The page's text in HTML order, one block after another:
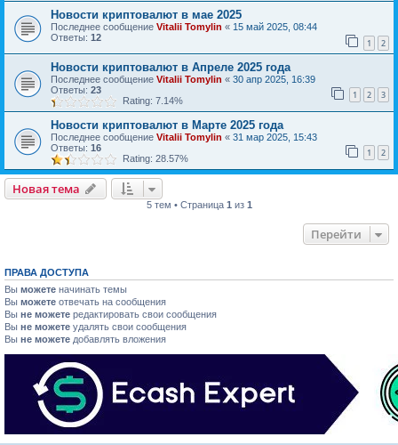
Новости криптовалют в мае 2025
Последнее сообщение Vitalii Tomylin « 15 май 2025, 08:44
Ответы: 12 1 2
Новости криптовалют в Апреле 2025 года
Последнее сообщение Vitalii Tomylin « 30 апр 2025, 16:39
Ответы: 23 1 2 3
Rating: 7.14%
Новости криптовалют в Марте 2025 года
Последнее сообщение Vitalii Tomylin « 31 мар 2025, 15:43
Ответы: 16 1 2
Rating: 28.57%
Новая тема
5 тем • Страница 1 из 1
Перейти
ПРАВА ДОСТУПА
Вы можете начинать темы
Вы можете отвечать на сообщения
Вы не можете редактировать свои сообщения
Вы не можете удалять свои сообщения
Вы не можете добавлять вложения